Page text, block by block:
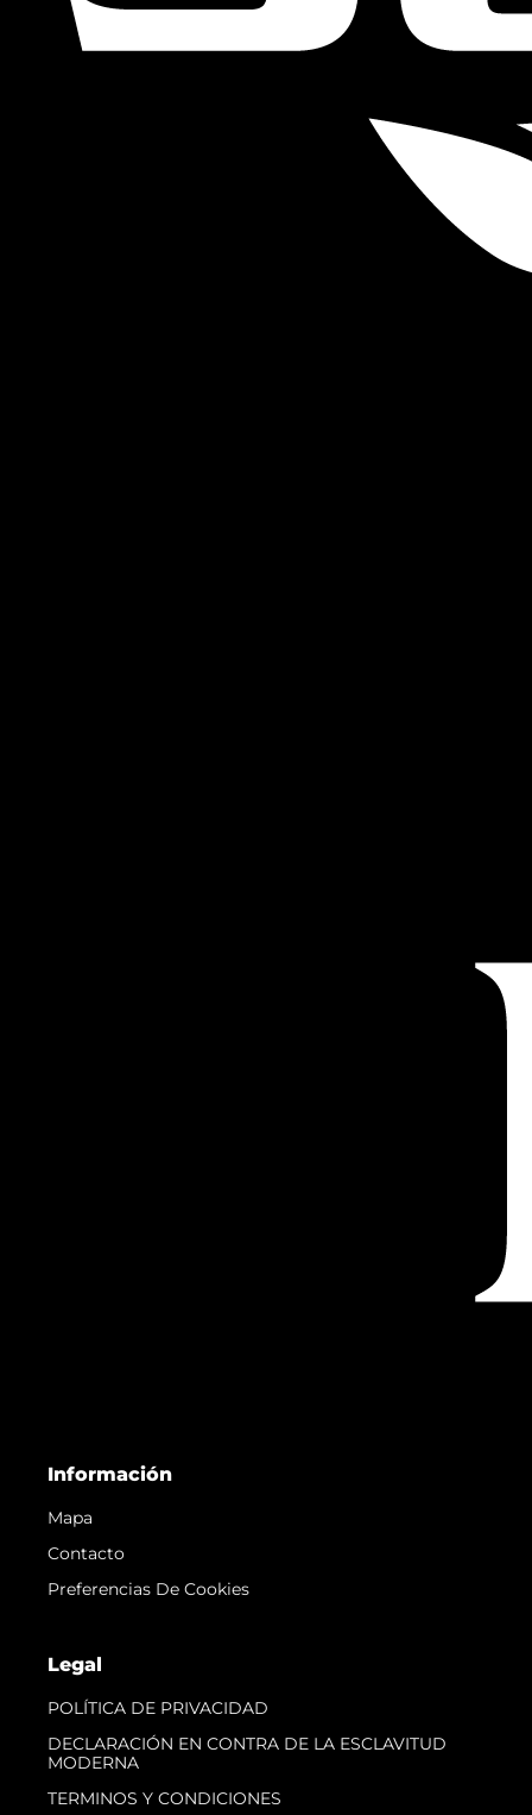
Información
Mapa
Contacto
Preferencias De Cookies
Legal
POLÍTICA DE PRIVACIDAD
DECLARACIÓN EN CONTRA DE LA ESCLAVITUD
MODERNA
TERMINOS Y CONDICIONES